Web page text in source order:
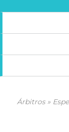
Árbitros »